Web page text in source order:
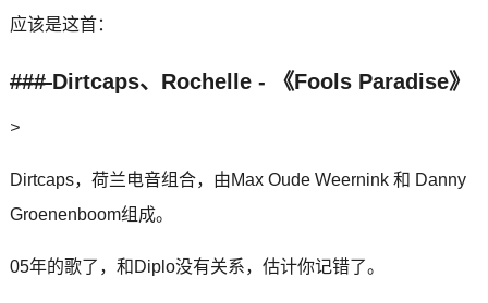
应该是这首：
###Dirtcaps、Rochelle - 《Fools Paradise》
>
Dirtcaps，荷兰电音组合，由Max Oude Weernink 和 Danny
Groenenboom组成。
05年的歌了，和Diplo没有关系，估计你记错了。